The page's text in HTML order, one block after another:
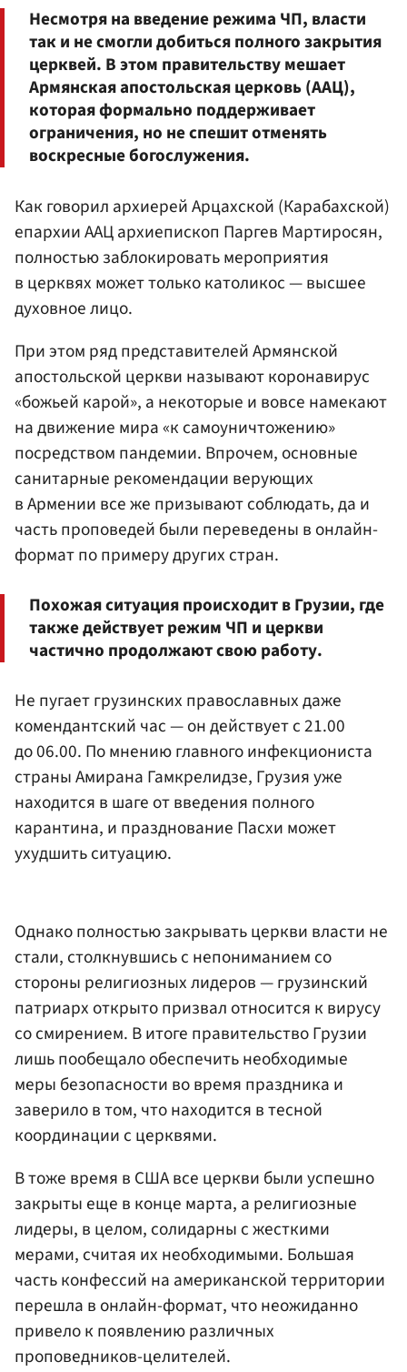
Несмотря на введение режима ЧП, власти
так и не смогли добиться полного закрытия
церквей. В этом правительству мешает
Армянская апостольская церковь (ААЦ),
которая формально поддерживает
ограничения, но не спешит отменять
воскресные богослужения.
Как говорил архиерей Арцахской (Карабахской)
епархии ААЦ архиепископ Паргев Мартиросян,
полностью заблокировать мероприятия
в церквях может только католикос — высшее
духовное лицо.
При этом ряд представителей Армянской
апостольской церкви называют коронавирус
«божьей карой», а некоторые и вовсе намекают
на движение мира «к самоуничтожению»
посредством пандемии. Впрочем, основные
санитарные рекомендации верующих
в Армении все же призывают соблюдать, да и
часть проповедей были переведены в онлайн-
формат по примеру других стран.
Похожая ситуация происходит в Грузии, где
также действует режим ЧП и церкви
частично продолжают свою работу.
Не пугает грузинских православных даже
комендантский час — он действует с 21.00
до 06.00. По мнению главного инфекциониста
страны Амирана Гамкрелидзе, Грузия уже
находится в шаге от введения полного
карантина, и празднование Пасхи может
ухудшить ситуацию.
Однако полностью закрывать церкви власти не
стали, столкнувшись с непониманием со
стороны религиозных лидеров — грузинский
патриарх открыто призвал относится к вирусу
со смирением. В итоге правительство Грузии
лишь пообещало обеспечить необходимые
меры безопасности во время праздника и
заверило в том, что находится в тесной
координации с церквями.
В тоже время в США все церкви были успешно
закрыты еще в конце марта, а религиозные
лидеры, в целом, солидарны с жесткими
мерами, считая их необходимыми. Большая
часть конфессий на американской территории
перешла в онлайн-формат, что неожиданно
привело к появлению различных
проповедников-целителей.